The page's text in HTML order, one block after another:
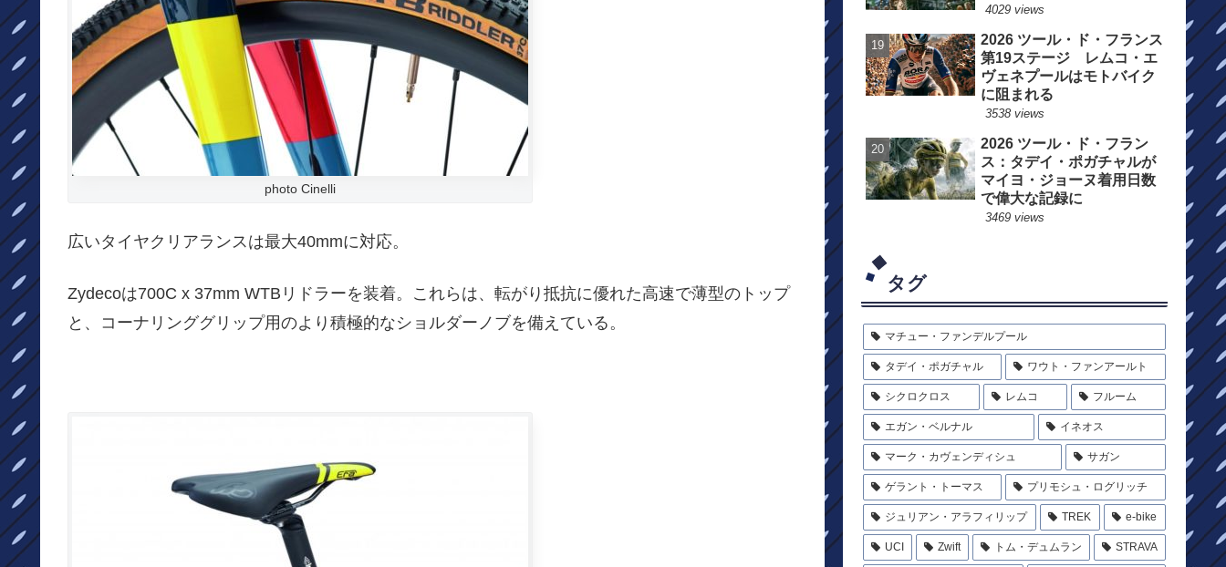
photo Cinelli
広いタイヤクリアランスは最大40mmに対応。
Zydecoは700C x 37mm WTBリドラーを装着。これらは、転がり抵抗に優れた高速で薄型のトップ
と、コーナリンググリップ用のより積極的なショルダーノブを備えている。
4029 views
2026 ツール・ド・フランス
第19ステージ レムコ・エ
ヴェネプールはモトバイク
に阻まれる
3538 views
2026 ツール・ド・フラン
ス：タデイ・ポガチャルが
マイヨ・ジョーヌ着用日数
で偉大な記録に
3469 views
タグ
マチュー・ファンデルプール
タデイ・ポガチャル ワウト・ファンアールト
シクロクロス レムコ フルーム
エガン・ベルナル イネオス
マーク・カヴェンディシュ サガン
ゲラント・トーマス プリモシュ・ログリッチ
ジュリアン・アラフィリップ TREK e-bike
UCI Zwift トム・デュムラン STRAVA